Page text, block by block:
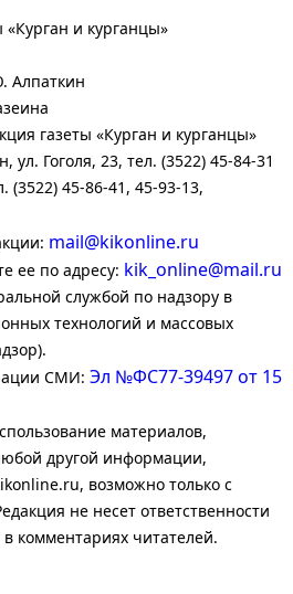
и курганцы»
Алпаткин
газеты «Курган и курганцы»
ул. Гоголя, 23, тел. (3522) 45-84-31
(3522) 45-86-41, 45-93-13,
mail@kikonline.ru
ее по адресу: kik_online@mail.ru
службой по надзору в
технологий и массовых
СМИ: Эл №ФС77-39497 от 15
материалов,
другой информации,
возможно только с
не несет ответственности
комментариях читателей.